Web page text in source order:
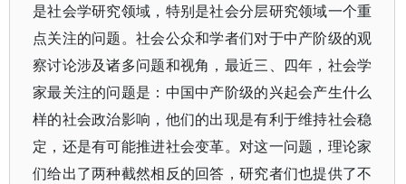
是社会学研究领域，特别是社会分层研究领域一个重
点关注的问题。社会公众和学者们对于中产阶级的观
察讨论涉及诸多问题和视角，最近三、四年，社会学
家最关注的问题是：中国中产阶级的兴起会产生什么
样的社会政治影响，他们的出现是有利于维持社会稳
定，还是有可能推进社会变革。对这一问题，理论家
们给出了两种截然相反的回答，研究者们也提供了不